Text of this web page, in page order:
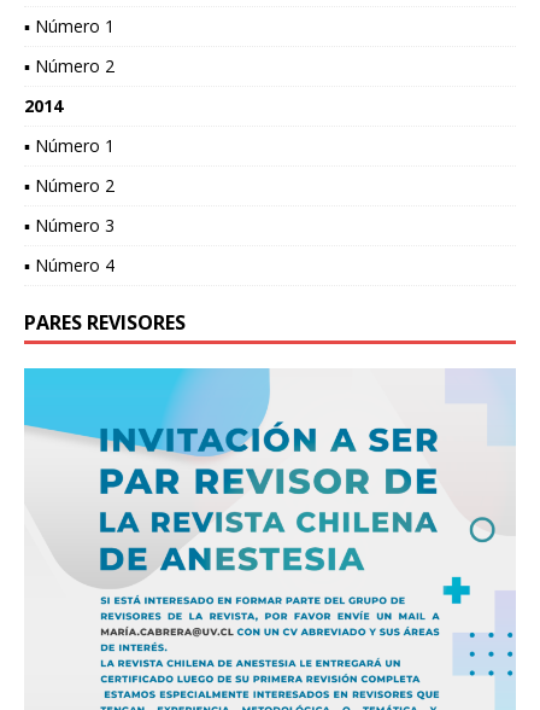
▪ Número 1
▪ Número 2
2014
▪ Número 1
▪ Número 2
▪ Número 3
▪ Número 4
PARES REVISORES